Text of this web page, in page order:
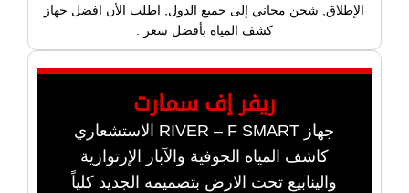
الإطلاق, شحن مجاني إلى جميع الدول, اطلب الأن افضل جهاز
كشف المياه بأفضل سعر .
ريفر إف سمارت
جهاز RIVER – F SMART الاستشعاري
كاشف المياه الجوفية والآبار الإرتوازية
والينابيع تحت الارض بتصميمه الجديد كلياً